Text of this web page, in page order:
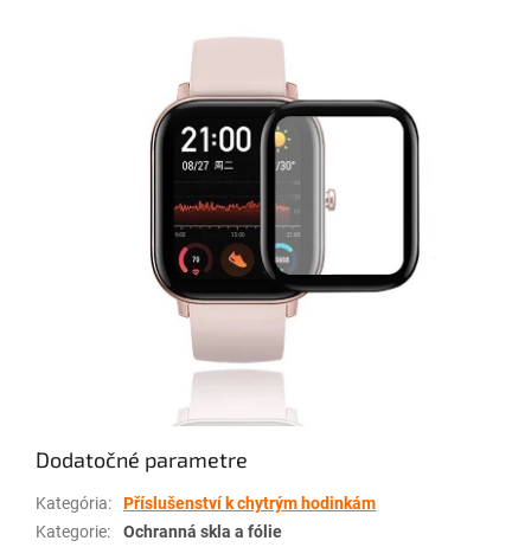
Dodatočné parametre
Kategória:
Příslušenství k chytrým hodinkám
Kategorie: Ochranná skla a fólie